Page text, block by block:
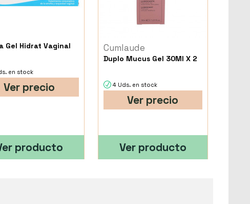
Gel Hidrat Vaginal
en stock
Ver precio
producto
Cumlaude
Duplo Mucus Gel 30Ml X 2
4 Uds. en stock
Ver precio
Ver producto